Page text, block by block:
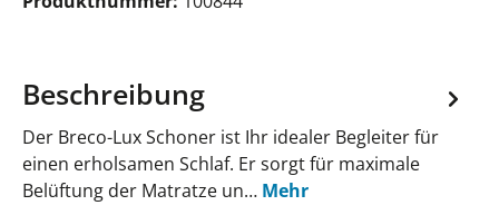
Beschreibung
Der Breco-Lux Schoner ist Ihr idealer Begleiter für
einen erholsamen Schlaf. Er sorgt für maximale
Belüftung der Matratze un… Mehr